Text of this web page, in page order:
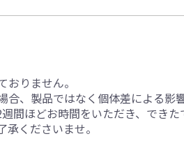
りません。
、製品ではなく個体差による影
間ほどお時間をいただき、でき
くださいませ。